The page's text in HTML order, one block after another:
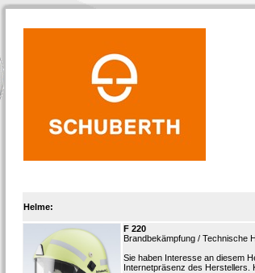
Helme:
F 220
Brandbekämpfung / Technische
Sie haben Interesse an diesem
Internetpräsenz des Herstellers.